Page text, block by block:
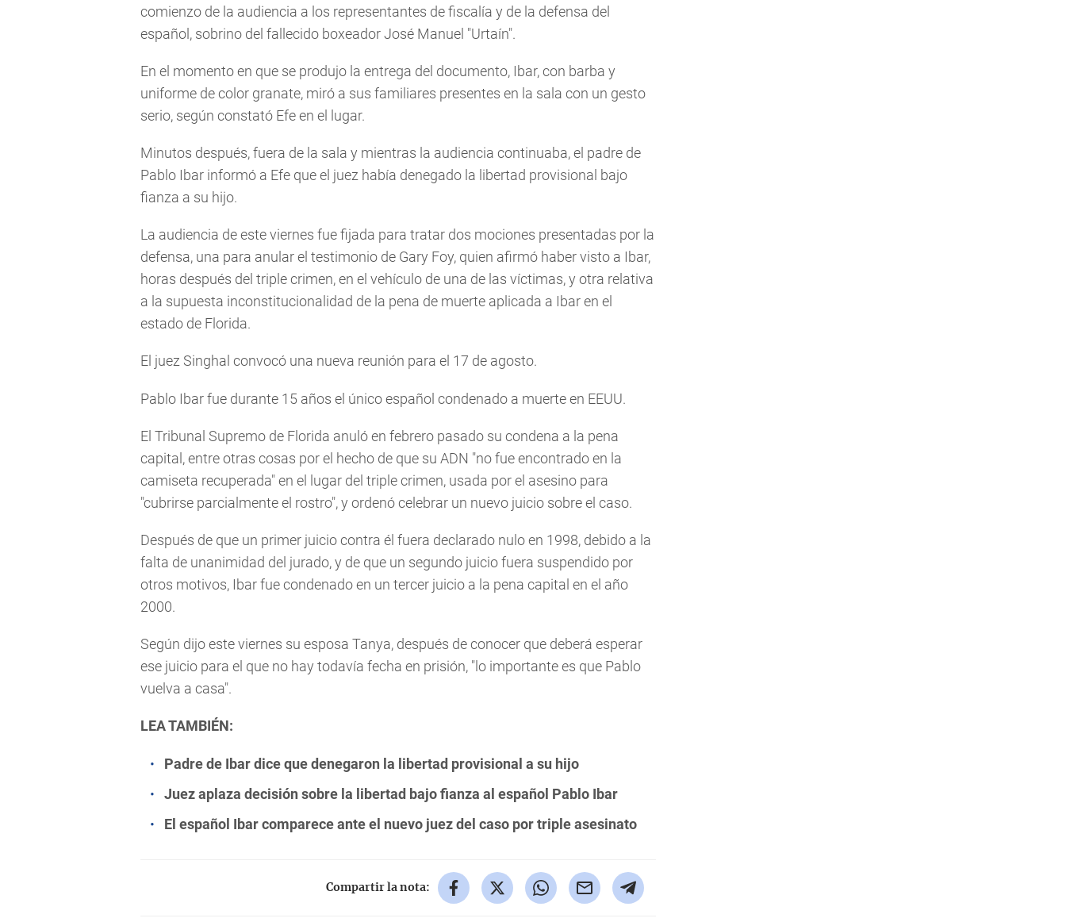
comienzo de la audiencia a los representantes de fiscalía y de la defensa del
español, sobrino del fallecido boxeador José Manuel "Urtaín".
En el momento en que se produjo la entrega del documento, Ibar, con barba y
uniforme de color granate, miró a sus familiares presentes en la sala con un gesto
serio, según constató Efe en el lugar.
Minutos después, fuera de la sala y mientras la audiencia continuaba, el padre de
Pablo Ibar informó a Efe que el juez había denegado la libertad provisional bajo
fianza a su hijo.
La audiencia de este viernes fue fijada para tratar dos mociones presentadas por la
defensa, una para anular el testimonio de Gary Foy, quien afirmó haber visto a Ibar,
horas después del triple crimen, en el vehículo de una de las víctimas, y otra relativa
a la supuesta inconstitucionalidad de la pena de muerte aplicada a Ibar en el
estado de Florida.
El juez Singhal convocó una nueva reunión para el 17 de agosto.
Pablo Ibar fue durante 15 años el único español condenado a muerte en EEUU.
El Tribunal Supremo de Florida anuló en febrero pasado su condena a la pena
capital, entre otras cosas por el hecho de que su ADN "no fue encontrado en la
camiseta recuperada" en el lugar del triple crimen, usada por el asesino para
"cubrirse parcialmente el rostro", y ordenó celebrar un nuevo juicio sobre el caso.
Después de que un primer juicio contra él fuera declarado nulo en 1998, debido a la
falta de unanimidad del jurado, y de que un segundo juicio fuera suspendido por
otros motivos, Ibar fue condenado en un tercer juicio a la pena capital en el año
2000.
Según dijo este viernes su esposa Tanya, después de conocer que deberá esperar
ese juicio para el que no hay todavía fecha en prisión, "lo importante es que Pablo
vuelva a casa".
LEA TAMBIÉN:
Padre de Ibar dice que denegaron la libertad provisional a su hijo
Juez aplaza decisión sobre la libertad bajo fianza al español Pablo Ibar
El español Ibar comparece ante el nuevo juez del caso por triple asesinato
Compartir la nota: